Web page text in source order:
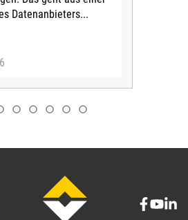
Datenanbieters...